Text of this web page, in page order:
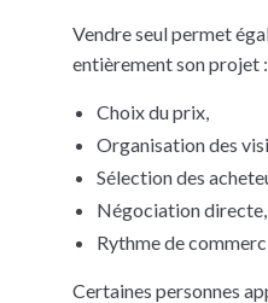
Vendre seul permet
entièrement son projet :
Choix du prix,
Organisation des
Sélection des
Négociation directe,
Rythme de
Certaines personnes